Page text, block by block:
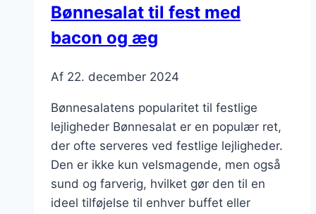
Bønnesalat til fest med
bacon og æg
Af 22. december 2024
Bønnesalatens popularitet til festlige
lejligheder Bønnesalat er en populær ret,
der ofte serveres ved festlige lejligheder.
Den er ikke kun velsmagende, men også
sund og farverig, hvilket gør den til en
ideel tilføjelse til enhver buffet eller